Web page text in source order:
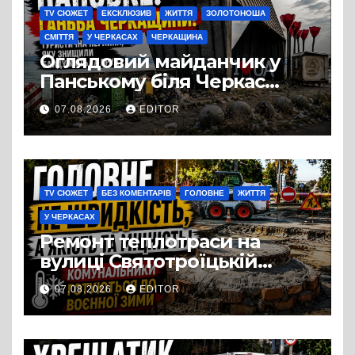
TV СЮЖЕТ ЕКСКЛЮЗИВ ЖИТТЯ ЗОЛОТОНОША
СМІТТЯ У ЧЕРКАСАХ ЧЕРКАЩИНА
Оглядовий майданчик у
Панському біля Черкас
перетворився на занедбане
сміттєзвалище
07.08.2026 EDITOR
TV СЮЖЕТ БЕЗ КОМЕНТАРІВ ГОЛОВНЕ ЖИТТЯ
У ЧЕРКАСАХ
Ремонт теплотраси на
вулиці Святотроїцькій
затягнувся порівняно із
запланованими термінами.
Вулицю досі не відкрили
для руху
07.08.2026 EDITOR